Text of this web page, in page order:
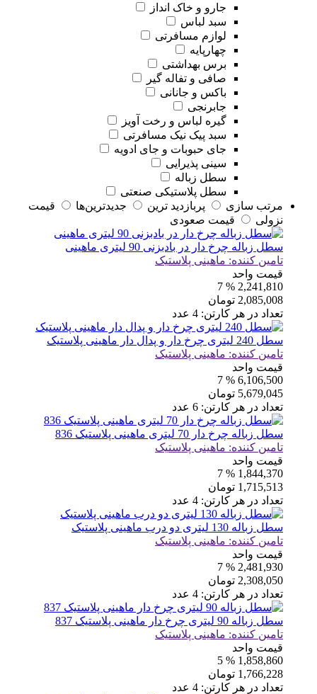
جارو و خاک انداز
سبد لباس
لوازم مسافرتی
چهارپایه
برس بهداشتی
صافی و تفاله گیر
باکس و جانانی
جابرنجی
گیره لباس و رخت آویز
سبد پیک نیک مسافرتی
جای حبوبات و جای ادویه
سینی پذیرایی
سطل زباله
سطل پلاستیکی صنعتی
مرتب سازی
پربازديد ترين جديدترين‌ها
قيمت
نزولی
قيمت صعودی
سطل زباله چرخ دار در بادبزنی 90 لیتری ماهینی
تامین کننده: ماهینی پلاستیک
قیمت واحد
2,241,810
% 7
2,085,008 تومان
تعداد در هر کارتن: 4 عدد
سطل 240 لیتری چرخ دار و پدال دار ماهینی پلاستیک
تامین کننده: ماهینی پلاستیک
قیمت واحد
6,106,500
% 7
5,679,045 تومان
تعداد در هر کارتن: 6 عدد
سطل زباله چرخ دار 70 لیتری ماهینی پلاستیک 836
تامین کننده: ماهینی پلاستیک
قیمت واحد
1,844,370
% 7
1,715,513 تومان
تعداد در هر کارتن: 4 عدد
سطل زباله 130 لیتری دو درب ماهینی پلاستیک
تامین کننده: ماهینی پلاستیک
قیمت واحد
2,481,930
% 7
2,308,050 تومان
تعداد در هر کارتن: 4 عدد
سطل زباله 90 لیتری چرخ دار ماهینی پلاستیک 837
تامین کننده: ماهینی پلاستیک
قیمت واحد
1,858,860
% 5
1,766,228 تومان
تعداد در هر کارتن: 4 عدد